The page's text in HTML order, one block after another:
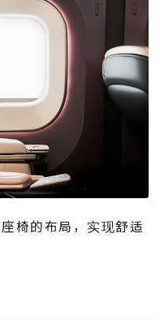
椅的布局，实现舒适